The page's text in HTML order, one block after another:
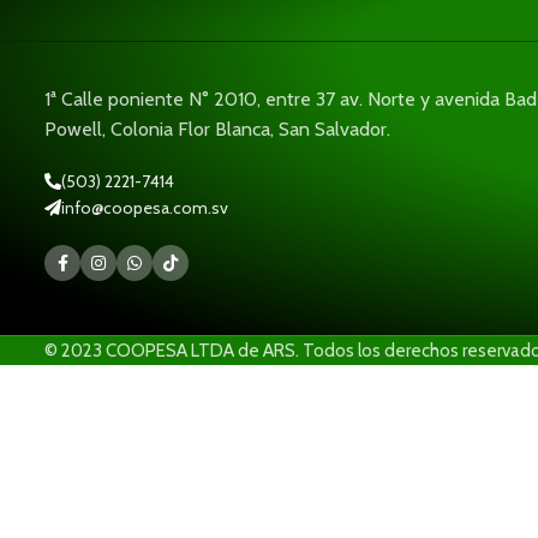
1ª Calle poniente N° 2010, entre 37 av. Norte y avenida
Powell, Colonia Flor Blanca, San Salvador.
(503) 2221-7414
info@coopesa.com.sv
© 2023 COOPESA LTDA de ARS. Todos los derechos